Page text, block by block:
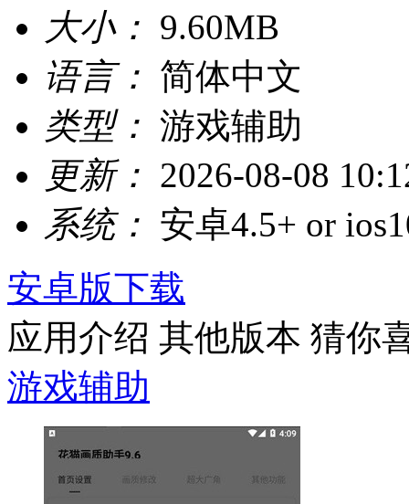
大小： 9.60MB
语言： 简体中文
类型： 游戏辅助
更新： 2026-08-08
系统： 安卓4.5+ or
安卓版下载
应用介绍 其他版本 猜你
游戏辅助